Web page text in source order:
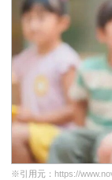
※引用元： https://